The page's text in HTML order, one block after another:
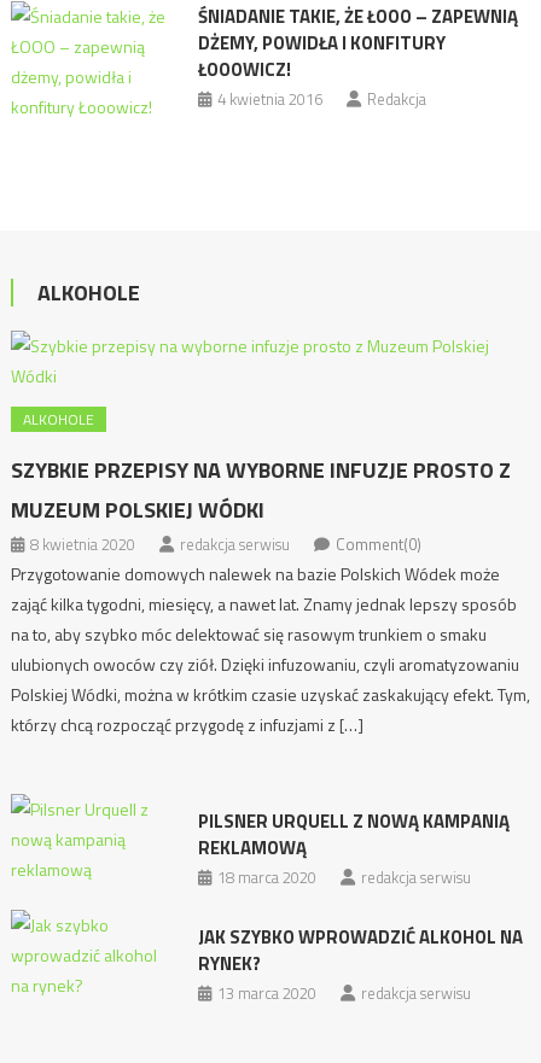
ŚNIADANIE TAKIE, ŻE ŁOOO – ZAPEWNIĄ
DŻEMY, POWIDŁA I KONFITURY
ŁOOOWICZ!
4 kwietnia 2016 Redakcja
ALKOHOLE
ALKOHOLE
SZYBKIE PRZEPISY NA WYBORNE INFUZJE PROSTO Z
MUZEUM POLSKIEJ WÓDKI
8 kwietnia 2020 redakcja serwisu Comment(0)
Przygotowanie domowych nalewek na bazie Polskich Wódek może
zająć kilka tygodni, miesięcy, a nawet lat. Znamy jednak lepszy sposób
na to, aby szybko móc delektować się rasowym trunkiem o smaku
ulubionych owoców czy ziół. Dzięki infuzowaniu, czyli aromatyzowaniu
Polskiej Wódki, można w krótkim czasie uzyskać zaskakujący efekt. Tym,
którzy chcą rozpocząć przygodę z infuzjami z […]
PILSNER URQUELL Z NOWĄ KAMPANIĄ
REKLAMOWĄ
18 marca 2020 redakcja serwisu
JAK SZYBKO WPROWADZIĆ ALKOHOL NA
RYNEK?
13 marca 2020 redakcja serwisu